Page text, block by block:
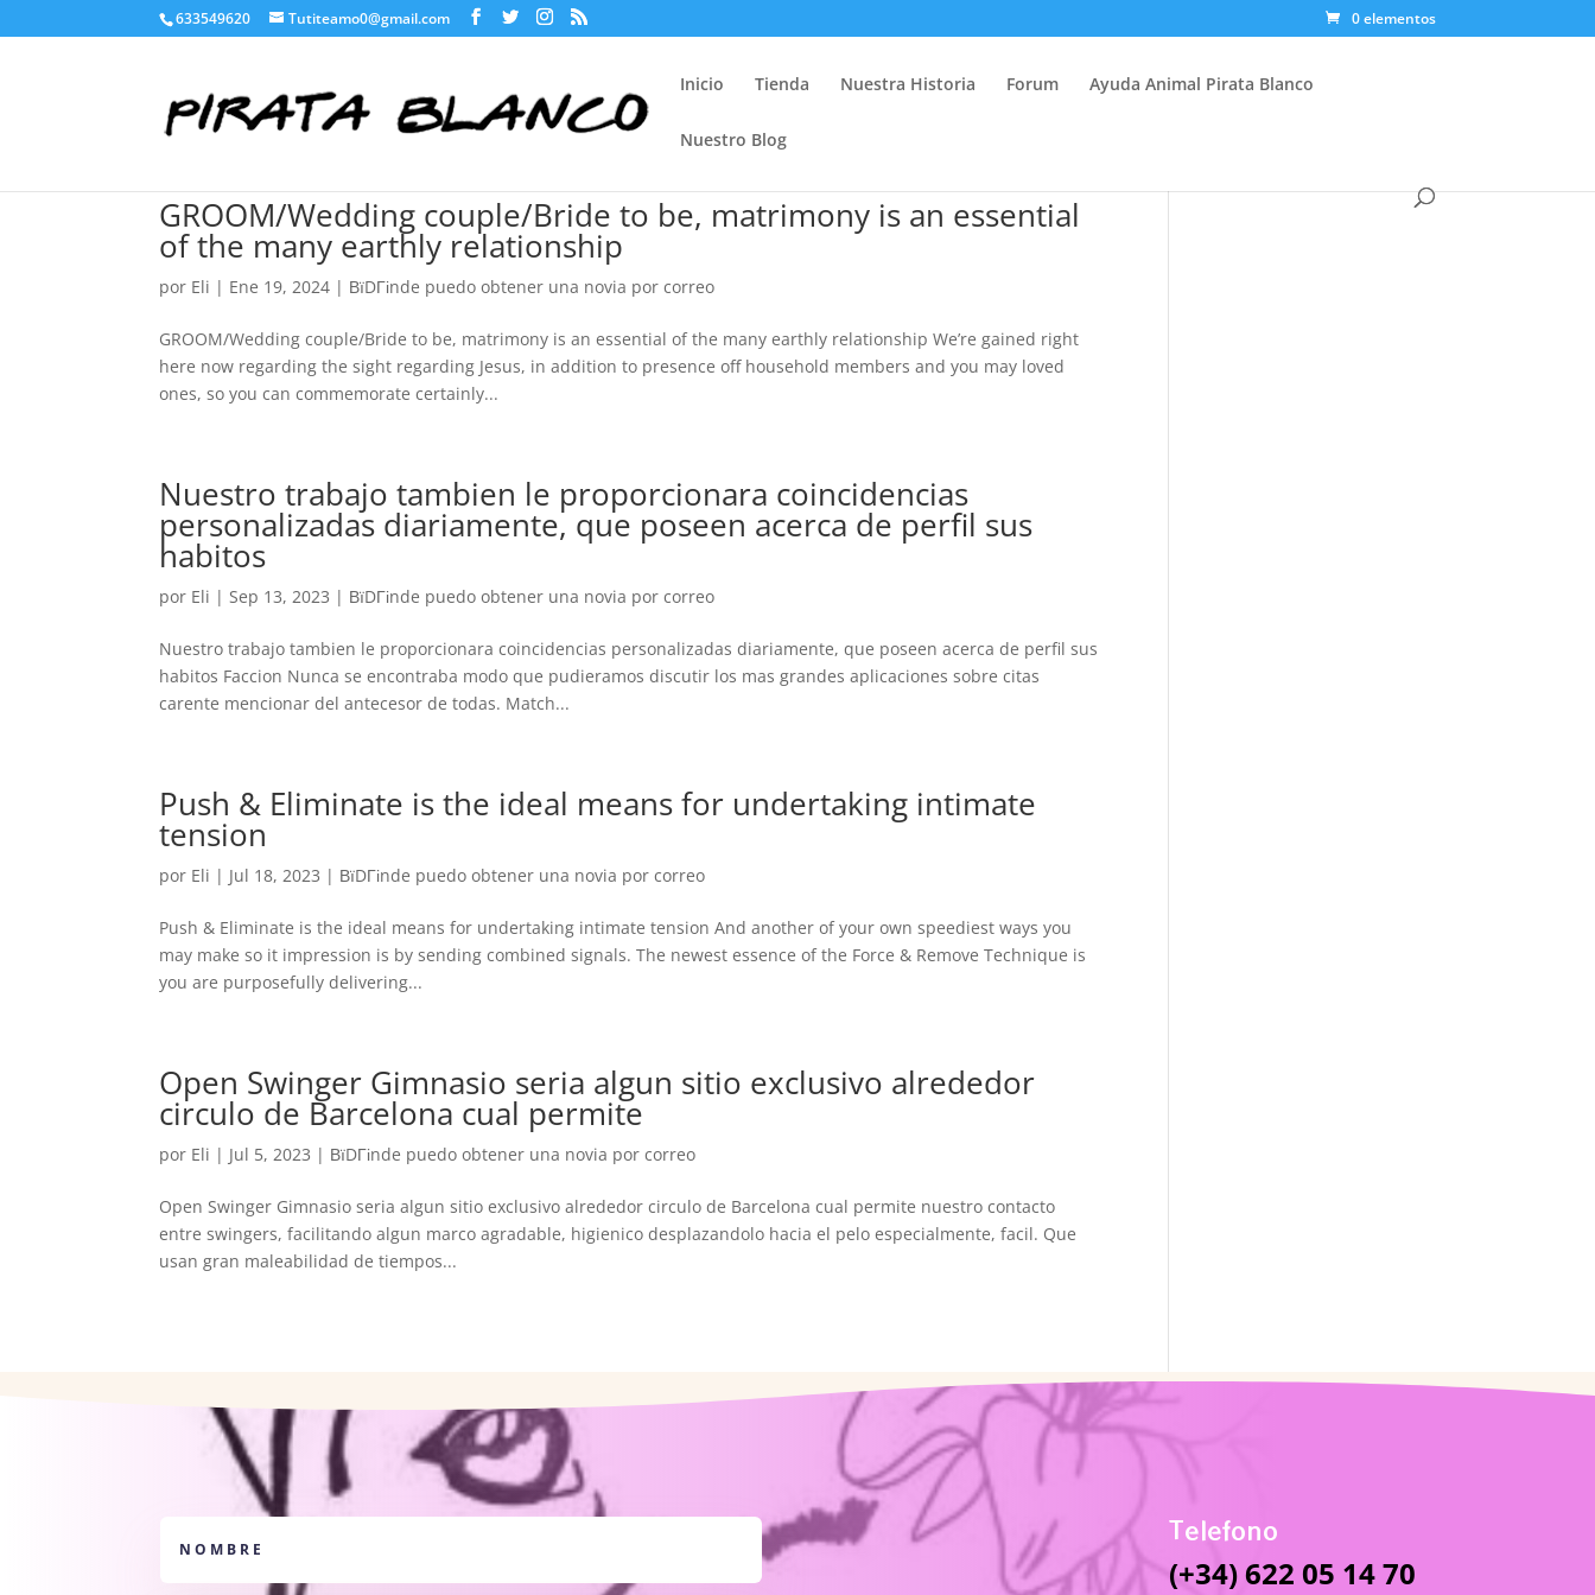
633549620 Tutiteamo0@gmail.com 0 elementos
Inicio Tienda Nuestra Historia Forum Ayuda Animal Pirata Blanco
Nuestro Blog
GROOM/Wedding couple/Bride to be, matrimony is an essential
of the many earthly relationship
por Eli | Ene 19, 2024 | ВїDГіnde puedo obtener una novia por correo
GROOM/Wedding couple/Bride to be, matrimony is an essential of the many earthly relationship We’re gained right
here now regarding the sight regarding Jesus, in addition to presence off household members and you may loved
ones, so you can commemorate certainly...
Nuestro trabajo tambien le proporcionara coincidencias
personalizadas diariamente, que poseen acerca de perfil sus
habitos
por Eli |Sep 13, 2023 | ВїDГіnde puedo obtener una novia por correo
Nuestro trabajo tambien le proporcionara coincidencias personalizadas diariamente, que poseen acerca de perfil sus
habitos Faccion Nunca se encontraba modo que pudieramos discutir los mas grandes aplicaciones sobre citas
carente mencionar del antecesor de todas. Match...
Push & Eliminate is the ideal means for undertaking intimate
tension
por Eli | Jul 18, 2023 | ВїDГіnde puedo obtener una novia por correo
Push & Eliminate is the ideal means for undertaking intimate tension And another of your own speediest ways you
may make so it impression is by sending combined signals. The newest essence of the Force & Remove Technique is
you are purposefully delivering...
Open Swinger Gimnasio seri­a algun sitio exclusivo alrededor
circulo de Barcelona cual permite
por Eli | Jul 5, 2023 | ВїDГіnde puedo obtener una novia por correo
Open Swinger Gimnasio seri­a algun sitio exclusivo alrededor circulo de Barcelona cual permite nuestro contacto
entre swingers, facilitando algun marco agradable, higienico desplazandolo hacia el pelo especialmente, facil. Que
usan gran maleabilidad de tiempos...
Telefono
(+34) 622 05 14 70